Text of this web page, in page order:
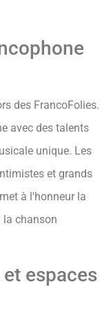
des FrancoFolies.
avec des talents
unique. Les
et grands
à l'honneur la
la chanson
espaces